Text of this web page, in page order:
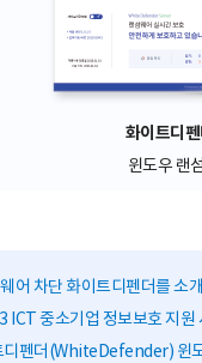
화이트디
윈도우 랜
어 차단 화이트디펜더를 소
중소기업 정보보호 지원
디펜더(WhiteDefender) 윈